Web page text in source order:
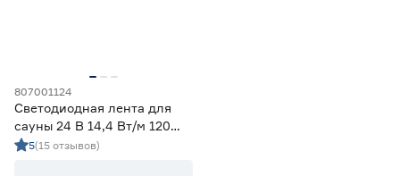
2700-3000К - Теплый
3500-4100К - Нейтральный
5000-6500К - Холодный
807001124
Светодиодная лента для
сауны 24 В 14,4 Вт/м 120
LED/м IP68 5 м зеленый
5(15 отзывов)